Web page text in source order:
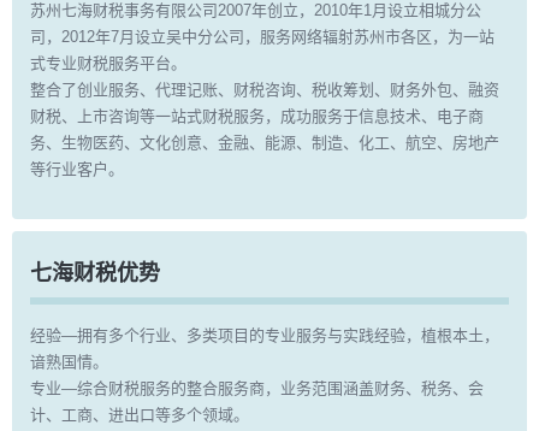
苏州七海财税事务有限公司2007年创立，2010年1月设立相城分公
司，2012年7月设立吴中分公司，服务网络辐射苏州市各区，为一站
式专业财税服务平台。
整合了创业服务、代理记账、财税咨询、税收筹划、财务外包、融资
财税、上市咨询等一站式财税服务，成功服务于信息技术、电子商
务、生物医药、文化创意、金融、能源、制造、化工、航空、房地产
等行业客户。
七海财税优势
经验—拥有多个行业、多类项目的专业服务与实践经验，植根本土，
谙熟国情。
专业—综合财税服务的整合服务商，业务范围涵盖财务、税务、会
计、工商、进出口等多个领域。